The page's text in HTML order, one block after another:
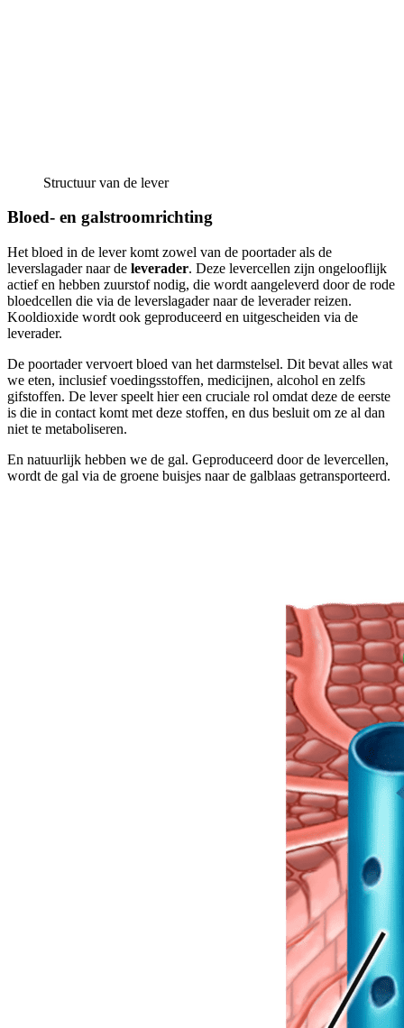
Structuur van de lever
Bloed- en galstroomrichting
Het bloed in de lever komt zowel van de poortader als de
leverslagader naar de leverader. Deze levercellen zijn ongelooflijk
actief en hebben zuurstof nodig, die wordt aangeleverd door de rode
bloedcellen die via de leverslagader naar de leverader reizen.
Kooldioxide wordt ook geproduceerd en uitgescheiden via de
leverader.
De poortader vervoert bloed van het darmstelsel. Dit bevat alles wat
we eten, inclusief voedingsstoffen, medicijnen, alcohol en zelfs
gifstoffen. De lever speelt hier een cruciale rol omdat deze de eerste
is die in contact komt met deze stoffen, en dus besluit om ze al dan
niet te metaboliseren.
En natuurlijk hebben we de gal. Geproduceerd door de levercellen,
wordt de gal via de groene buisjes naar de galblaas getransporteerd.